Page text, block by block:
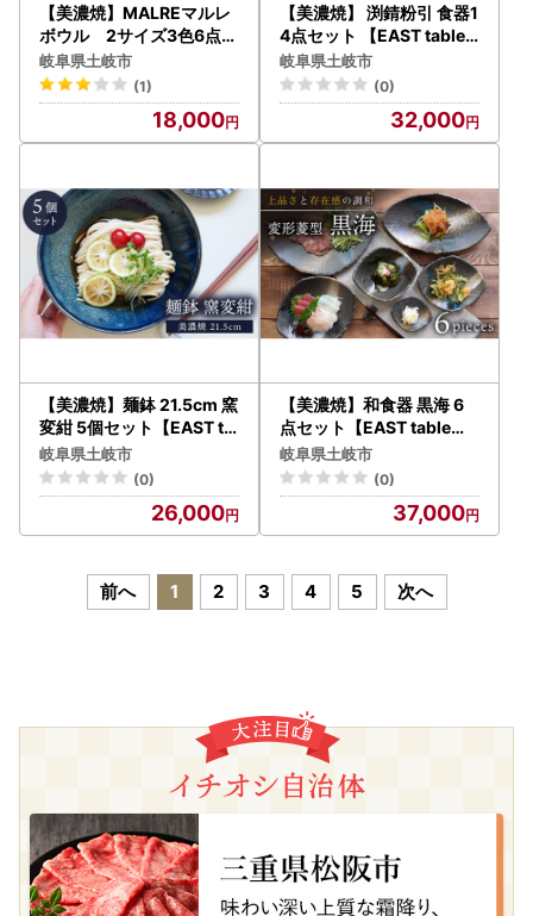
【美濃焼】MALREマルレ
ボウル 2サイズ3色6点セ
ット【EAST table】[MBS
080]
岐阜県土岐市
(1)
18,000
【美濃焼】 渕錆粉引 食器1
4点セット 【EAST table
】[MBS069]
岐阜県土岐市
(0)
32,000
【美濃焼】麺鉢 21.5cm 窯
変紺 5個セット【EAST ta
ble】 食器 うつわ どんぶ
り パスタ皿 サラダボウル
送料無料 [MBS028]
岐阜県土岐市
(0)
26,000
【美濃焼】和食器 黒海 6
点セット【EAST table】[
MBS054]
岐阜県土岐市
(0)
37,000
前へ 1 2 3 4 5 次へ